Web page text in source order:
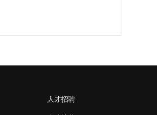
人才招聘